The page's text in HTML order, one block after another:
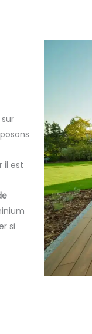
il est
si